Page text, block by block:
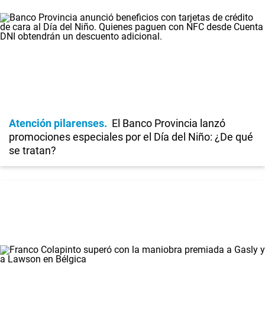
Atención pilarenses
El Banco Provincia lanzó
promociones especiales por el Día del Niño: ¿De qué
se tratan?